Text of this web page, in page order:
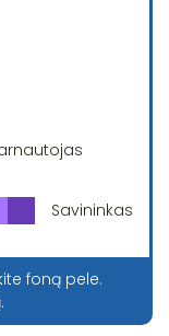
Savininkas
foną pele.